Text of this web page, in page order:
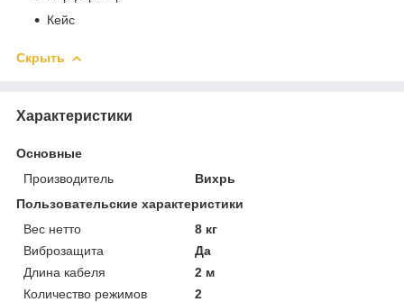
Кейс
Скрыть
Характеристики
Основные
Производитель
Вихрь
Пользовательские характеристики
Вес нетто
8 кг
Виброзащита
Да
Длина кабеля
2 м
Количество режимов
2